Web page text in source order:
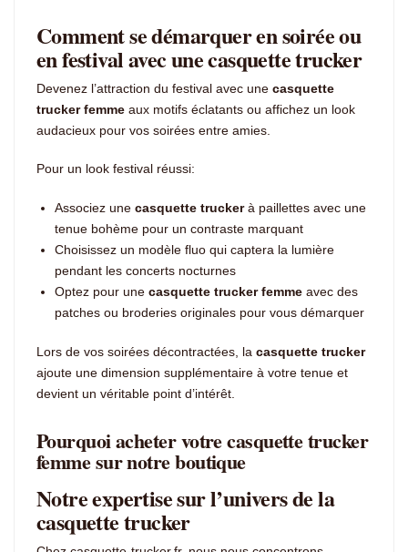
Comment se démarquer en soirée ou
en festival avec une casquette trucker
Devenez l’attraction du festival avec une casquette
trucker femme aux motifs éclatants ou affichez un look
audacieux pour vos soirées entre amies.
Pour un look festival réussi:
Associez une casquette truckerà paillettes avec une
tenue bohème pour un contraste marquant
Choisissez un modèle fluo qui captera la lumière
pendant les concerts nocturnes
Optez pour une casquette trucker femme avec des
patches ou broderies originales pour vous démarquer
Lors de vos soirées décontractées, la casquette trucker
ajoute une dimension supplémentaire à votre tenue et
devient un véritable point d’intérêt.
Pourquoi acheter votre casquette trucker
femme sur notre boutique
Notre expertise sur l’univers de la
casquette trucker